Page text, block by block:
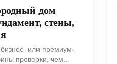
дом
стены,
или премиум-
проверки, чем